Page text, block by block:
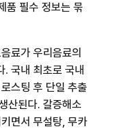
품 필수 정보는 묶
료가 우리음료의
. 국내 최초로 국내
스팅 후 단일 추출
산된다. 갈증해소
면서 무설탕, 무카